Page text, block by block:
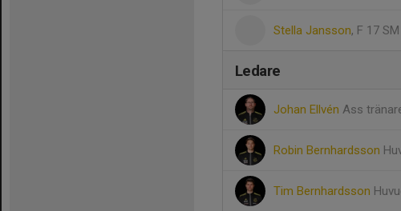
Stella Jansson, F 17
Ledare
Johan Ellvén Ass
Robin Bernhardsson
Tim Bernhardsson